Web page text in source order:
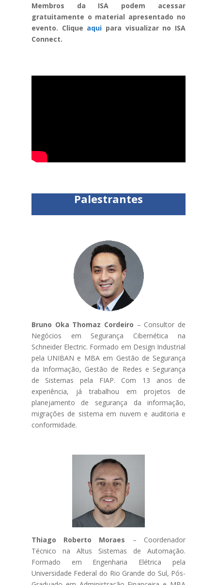
Membros da ISA podem acessar
gratuitamente o material apresentado no
evento. Clique aqui para visualizar no ISA
Connect.
Palestrantes
Bruno Oka Thomaz Cordeiro – Consultor de
Negócios em Segurança Cibernética na
Schneider Electric. Formado em Design Industrial
pela UNIBAN e MBA em Gestão de Segurança
da Informação, Gestão de Redes e Segurança
de Sistemas pela FIAP. Com 13 anos de
experiência, já trabalhou em projetos de
planejamento de segurança da informação,
migrações de sistema em nuvem e auditoria e
conformidade.
Thiago Roberto Moraes – Coordenador
Técnico na Altus Sistemas de Automação.
Formado em Engenharia Elétrica pela
Universidade Federal do Rio Grande do Sul, Pós-